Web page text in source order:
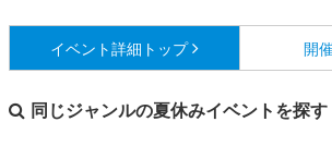
イベント詳細 トップ 開
同じジャンルの夏休みイベントを探す